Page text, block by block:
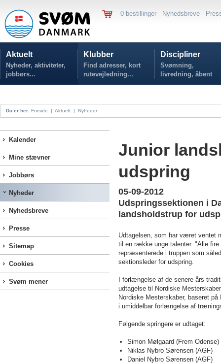
0 bestillinger Nyhedsbreve
Aktuelt
Nyheder, aktiviteter,
jobbørs...
Klubber
Find adresser, kort
rutevejledning...
Discipliner
Svømning,
livredning, åbent
vand...
Du er her: Forside | Aktuelt | Nyheder
Kalender
Mine stævner
Jobbørs
Nyheder
Nyhedsbreve
Presse
Sitemap
Cookies
Svøm mener
Junior
udspring
05-09-2012
Udspringssektionen i
landsholdstrup for
Udtagelsen, som har været ventet
til en række unge talenter. "Alle
repræsenterede i truppen som
sektionsleder for udspring.
I forlængelse af de senere års
udtagelse til Nordiske
Nordiske Mesterskaber, baseret
i umiddelbar forlængelse af
Følgende springere er udtaget:
Simon Mølgaard (Frem Odense)
Niklas Nybro Sørensen
Daniel Nybro Sørensen (AGF)